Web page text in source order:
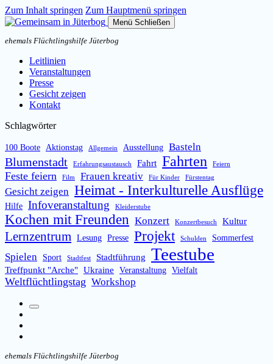
Zum Inhalt springen Zum Hauptmenü springen
Menü Schließen
ehemals Flüchtlingshilfe Jüterbog
Leitlinien
Veranstaltungen
Presse
Gesicht zeigen
Kontakt
Schlagwörter
100 Boote Aktionstag Allgemein Ausstellung Basteln
Blumenstadt Erfahrungsaustausch Fahrt Fahrten Feiern
Feste feiern Film Frauen kreativ Für Kinder Fürstentag
Gesicht zeigen Heimat - Interkulturelle Ausflüge
Hilfe Infoveranstaltung Kleiderstube
Kochen mit Freunden Konzert Konzertbesuch Kultur
Lernzentrum Lesung Presse Projekt Schulden Sommerfest
Spielen Sport Stadtfest Stadtführung Teestube
Treffpunkt "Arche" Ukraine Veranstaltung Vielfalt
Weltflüchtlingstag Workshop
Suchfeld
ehemals Flüchtlingshilfe Jüterbog